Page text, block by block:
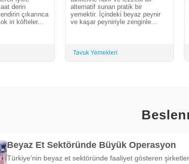
derin
çıkarınca
iri köfteler...
alternatif sunan pratik bir
yemektir. İçindeki beyaz peynir
ve kaşar peyniriyle zenginle...
Tavuk Yemekleri
Beyaz Et Sektöründe Büyük Operasyon
Türkiye'nin beyaz et sektöründe faaliyet gösteren